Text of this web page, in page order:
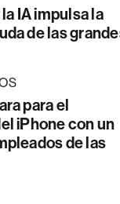
IA impulsa la
de las
para el
iPhone con un
de las